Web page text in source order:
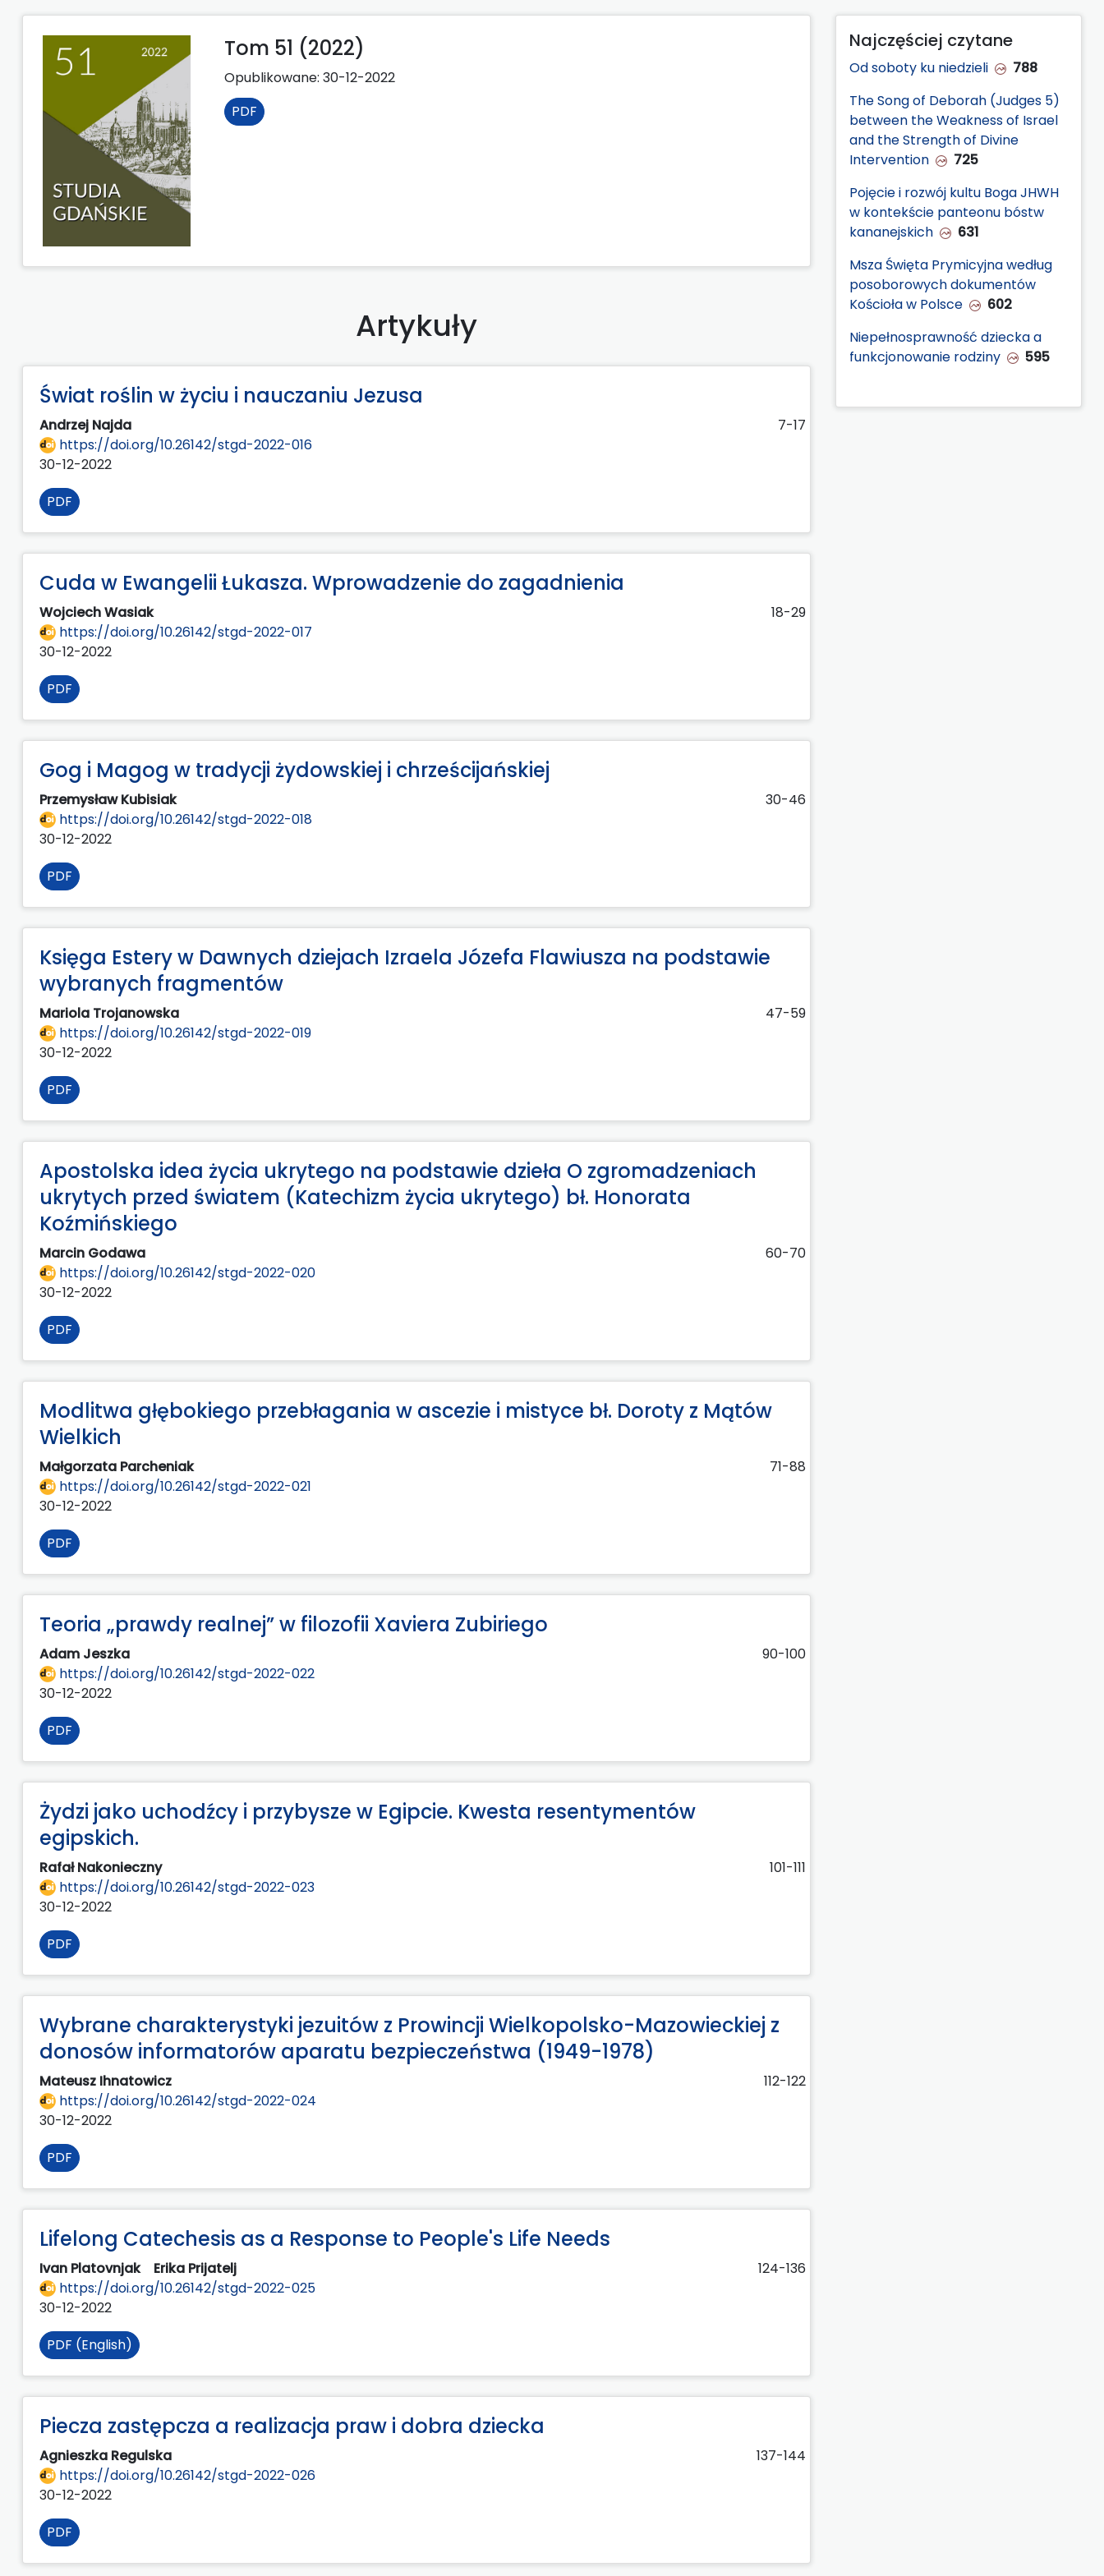
Tom 51 (2022)
Opublikowane: 30-12-2022
PDF
Artykuły
Świat roślin w życiu i nauczaniu Jezusa
Andrzej Najda
7-17
https://doi.org/10.26142/stgd-2022-016
30-12-2022
PDF
Cuda w Ewangelii Łukasza. Wprowadzenie do zagadnienia
Wojciech Wasiak
18-29
https://doi.org/10.26142/stgd-2022-017
30-12-2022
PDF
Gog i Magog w tradycji żydowskiej i chrześcijańskiej
Przemysław Kubisiak
30-46
https://doi.org/10.26142/stgd-2022-018
30-12-2022
PDF
Księga Estery w Dawnych dziejach Izraela Józefa Flawiusza na podstawie
wybranych fragmentów
Mariola Trojanowska
47-59
https://doi.org/10.26142/stgd-2022-019
30-12-2022
PDF
Apostolska idea życia ukrytego na podstawie dzieła O zgromadzeniach
ukrytych przed światem (Katechizm życia ukrytego) bł. Honorata
Koźmińskiego
Marcin Godawa
60-70
https://doi.org/10.26142/stgd-2022-020
30-12-2022
PDF
Modlitwa głębokiego przebłagania w ascezie i mistyce bł. Doroty z Mątów
Wielkich
Małgorzata Parcheniak
71-88
https://doi.org/10.26142/stgd-2022-021
30-12-2022
PDF
Teoria „prawdy realnej” w filozofii Xaviera Zubiriego
Adam Jeszka
90-100
https://doi.org/10.26142/stgd-2022-022
30-12-2022
PDF
Żydzi jako uchodźcy i przybysze w Egipcie. Kwesta resentymentów
egipskich.
Rafał Nakonieczny
101-111
https://doi.org/10.26142/stgd-2022-023
30-12-2022
PDF
Wybrane charakterystyki jezuitów z Prowincji Wielkopolsko-Mazowieckiej z
donosów informatorów aparatu bezpieczeństwa (1949-1978)
Mateusz Ihnatowicz
112-122
https://doi.org/10.26142/stgd-2022-024
30-12-2022
PDF
Lifelong Catechesis as a Response to People's Life Needs
Ivan Platovnjak Erika Prijatelj
124-136
https://doi.org/10.26142/stgd-2022-025
30-12-2022
PDF (English)
Piecza zastępcza a realizacja praw i dobra dziecka
Agnieszka Regulska
137-144
https://doi.org/10.26142/stgd-2022-026
30-12-2022
PDF
Najczęściej czytane
Od soboty ku niedzieli
788
The Song of Deborah (Judges 5)
between the Weakness of Israel
and the Strength of Divine
Intervention
725
Pojęcie i rozwój kultu Boga JHWH
w kontekście panteonu bóstw
kananejskich
631
Msza Święta Prymicyjna według
posoborowych dokumentów
Kościoła w Polsce
602
Niepełnosprawność dziecka a
funkcjonowanie rodziny
595